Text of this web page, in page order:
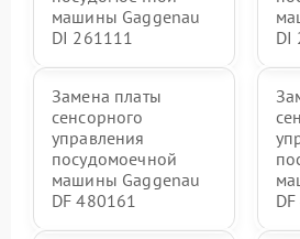
машины Gaggenau
DI 261111
DI
Замена платы
сенсорного
управления
посудомоечной
машины Gaggenau
DF 480161